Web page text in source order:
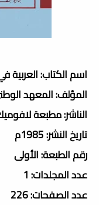
اسم الكتاب: العربية
المؤلف: المعهد
الناشر: مطبعة
تاريخ النشر: 1985م
رقم الطبعة: الأولى
عدد المجلدات: 1
عدد الصفحات: 226